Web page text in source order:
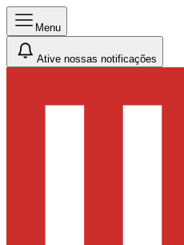
Menu
Ative nossas notificações